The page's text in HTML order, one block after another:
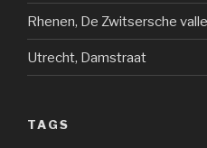
Rhenen, De Zwitsersche
Utrecht, Damstraat
TAGS